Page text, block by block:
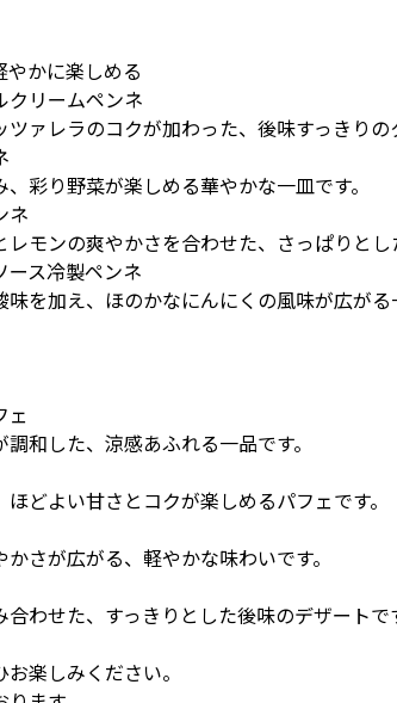
かに楽しめる
リームペンネ
ァレラのコクが加わった、後味すっきりの
彩り野菜が楽しめる華やかな一皿です。
ネ
モンの爽やかさを合わせた、さっぱりとし
ス冷製ペンネ
を加え、ほのかなにんにくの風味が広がる
ェ
和した、涼感あふれる一品です。
どよい甘さとコクが楽しめるパフェです。
さが広がる、軽やかな味わいです。
わせた、すっきりとした後味のデザートで
楽しみください。